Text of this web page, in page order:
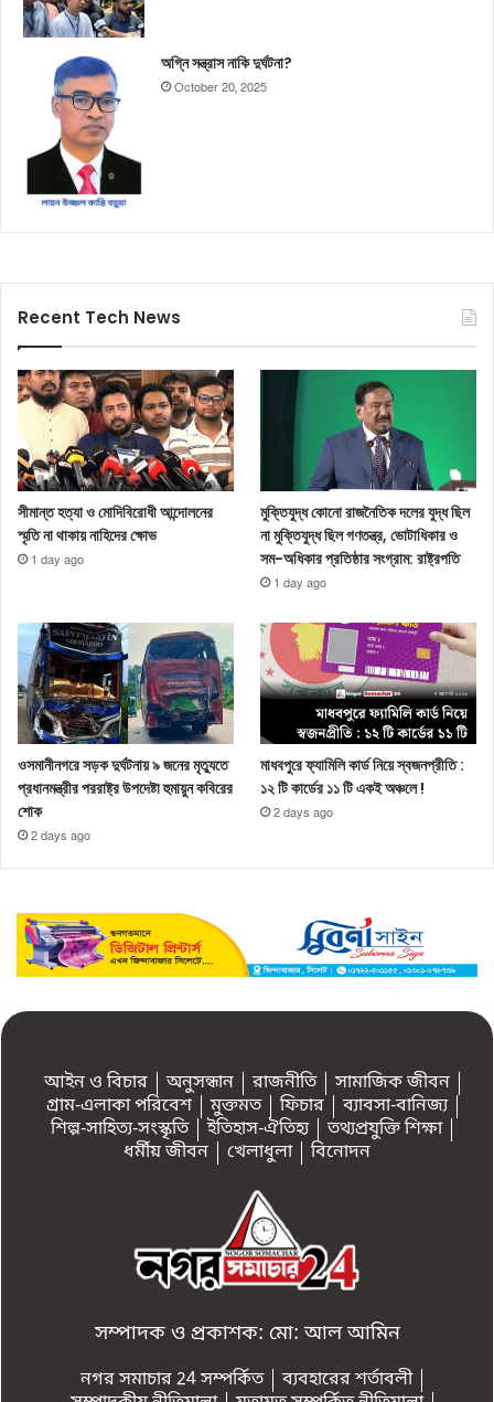
অগ্নি সন্ত্রাস নাকি দুর্ঘটনা?
October 20, 2025
Recent Tech News
সীমান্ত হত্যা ও মোদিবিরোধী আন্দোলনের
স্মৃতি না থাকায় নাহিদের ক্ষোভ
1 day ago
মুক্তিযুদ্ধ কোনো রাজনৈতিক দলের যুদ্ধ ছিল
না মুক্তিযুদ্ধ ছিল গণতন্ত্র, ভোটাধিকার ও
সম-অধিকার প্রতিষ্ঠার সংগ্রাম: রাষ্ট্রপতি
1 day ago
ওসমানীনগরে সড়ক দুর্ঘটনায় ৯ জনের মৃত্যুতে
প্রধানমন্ত্রীর পররাষ্ট্র উপদেষ্টা হুমায়ুন কবিরের
শোক
2 days ago
মাধবপুরে ফ্যামিলি কার্ড নিয়ে স্বজনপ্রীতি :
১২ টি কার্ডের ১১ টি একই অঞ্চলে !
2 days ago
আইন ও বিচার অনুসন্ধান রাজনীতি
সামাজিক জীবন
গ্রাম-এলাকা পরিবেশ
মুক্তমত ফিচার
ব্যাবসা-বানিজ্য
শিল্প-সাহিত্য-সংস্কৃতি
ইতিহাস-ঐতিহ্য
তথ্যপ্রযুক্তি শিক্ষা
ধর্মীয় জীবন
খেলাধুলা বিনোদন
সম্পাদক ও প্রকাশক: মো: আল আমিন
নগর সমাচার 24 সম্পর্কিত
ব্যবহারের শর্তাবলী